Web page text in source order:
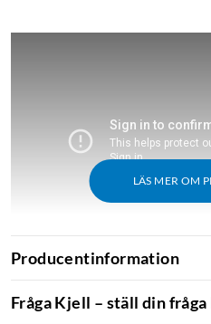
LÄS MER OM
Väderbeständig
Producentinformation
Fråga Kjell – ställ din fråga